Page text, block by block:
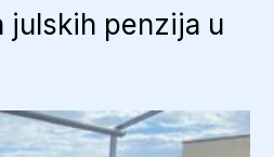
julskih penzija u